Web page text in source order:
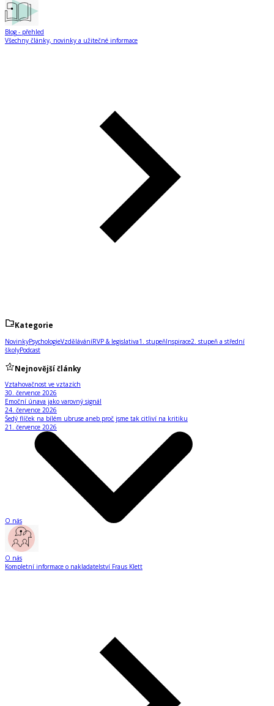
Blog - přehled
Všechny články, novinky a užitečné informace
Kategorie
NovinkyPsychologieVzděláváníRVP & legislativa1. stupeňInspirace2. stupeň a střední
školyPodcast
Nejnovější články
Vztahovačnost ve vztazích
30. července 2026
Emoční únava jako varovný signál
24. července 2026
Šedý flíček na bílém ubruse aneb proč jsme tak citliví na kritiku
21. července 2026
O nás
O nás
Kompletní informace o nakladatelství Fraus Klett